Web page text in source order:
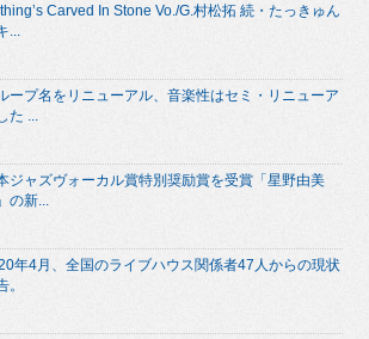
Carved In Stone Vo./G.村松拓 続・たっきゅん
...
ープ名をリニューアル、音楽性はセミ・リニューア
た ...
ジャズヴォーカル賞特別奨励賞を受賞「星野由美
の新...
年4月、全国のライブハウス関係者47人からの現状
。